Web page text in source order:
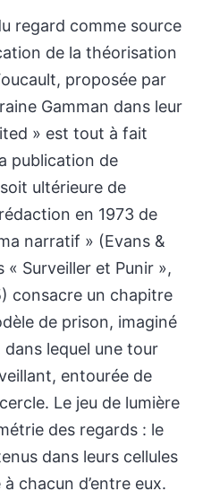
regard comme source
de la théorisation
proposée par
Gamman dans leur
» est tout à fait
publication de
ultérieure de
en 1973 de
narratif » (Evans &
« Surveiller et Punir »,
consacre un chapitre
de prison, imaginé
lequel une tour
entourée de
Le jeu de lumière
des regards : le
dans leurs cellules
chacun d’entre eux.